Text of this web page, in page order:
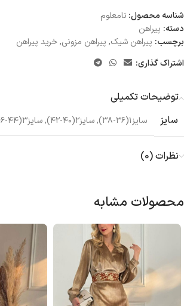
شناسه محصول: نامعلوم
دسته: پیراهن
برچسب: پیراهن شیک, پیراهن مزونی,خرید پیراهن
اشتراک گذاری:
توضیحات تکمیلی
سایز
سایز۱(۳۶-۳۸) ,سایز۲(۴۰-۴۲) ,سایز۳(۴۴-۴۶)
نظرات (0)
محصولات مشابه